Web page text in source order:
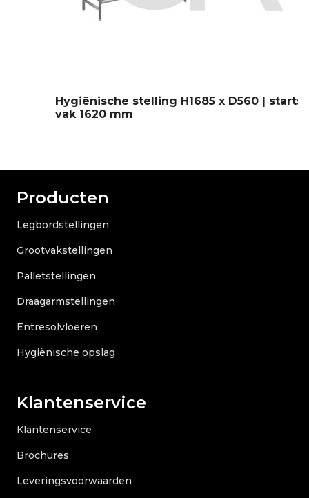
Hygiënische stelling H1685 x D560 | startset
vak 1620 mm
Producten
Legbordstellingen
Grootvakstellingen
Palletstellingen
Draagarmstellingen
Entresolvloeren
Hygiënische opslag
Klantenservice
Klantenservice
Brochures
Leveringsvoorwaarden